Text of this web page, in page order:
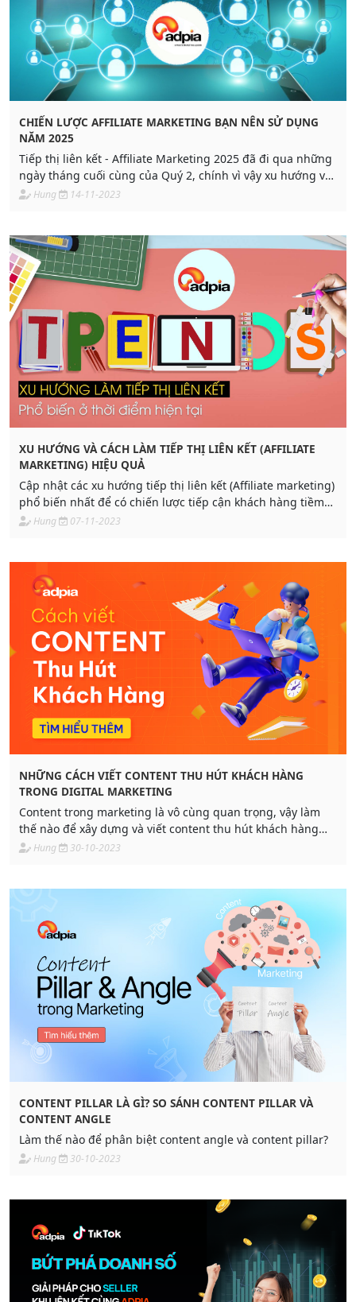
CHIẾN LƯỢC AFFILIATE MARKETING BẠN NÊN SỬ DỤNG
NĂM 2025
Tiếp thị liên kết - Affiliate Marketing 2025 đã đi qua những
ngày tháng cuối cùng của Quý 2, chính vì vậy xu hướng và
các cách làm đã được đánh giá và hãy cùng nhìn nhận xem
Hung 14-11-2023
XU HƯỚNG VÀ CÁCH LÀM TIẾP THỊ LIÊN KẾT (AFFILIATE
MARKETING) HIỆU QUẢ
Cập nhật các xu hướng tiếp thị liên kết (Affiliate marketing)
phổ biến nhất để có chiến lược tiếp cận khách hàng tiềm
năng phù hợp. Bài viết này hãy cùng adpia tìm hiểu xu
Hung 07-11-2023
NHỮNG CÁCH VIẾT CONTENT THU HÚT KHÁCH HÀNG
TRONG DIGITAL MARKETING
Content trong marketing là vô cùng quan trọng, vậy làm
thế nào để xây dựng và viết content thu hút khách hàng
trong digital marketing ở bài viết này hãy cũng Adpia tìm
Hung 30-10-2023
CONTENT PILLAR LÀ GÌ? SO SÁNH CONTENT PILLAR VÀ
CONTENT ANGLE
Làm thế nào để phân biệt content angle và content pillar?
Hung 30-10-2023